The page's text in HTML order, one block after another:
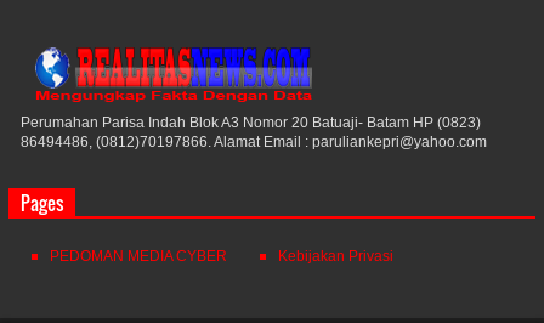
Perumahan Parisa Indah Blok A3 Nomor 20 Batuaji- Batam HP (0823)
86494486, (0812)70197866. Alamat Email : paruliankepri@yahoo.com
Pages
PEDOMAN MEDIA CYBER Kebijakan Privasi